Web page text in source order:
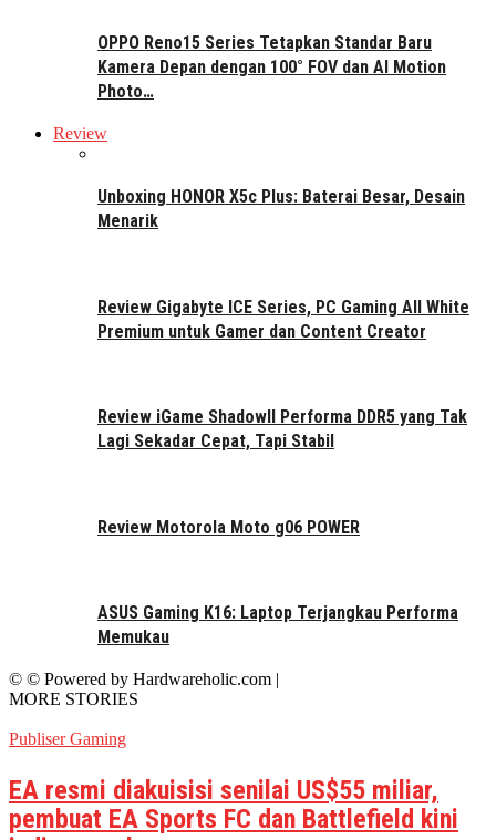
OPPO Reno15 Series Tetapkan Standar Baru
Kamera Depan dengan 100° FOV dan AI Motion
Photo…
Review
Unboxing HONOR X5c Plus: Baterai Besar, Desain
Menarik
Review Gigabyte ICE Series, PC Gaming All White
Premium untuk Gamer dan Content Creator
Review iGame ShadowII Performa DDR5 yang Tak
Lagi Sekadar Cepat, Tapi Stabil
Review Motorola Moto g06 POWER
ASUS Gaming K16: Laptop Terjangkau Performa
Memukau
© © Powered by Hardwareholic.com |
MORE STORIES
Publiser Gaming
EA resmi diakuisisi senilai US$55 miliar,
pembuat EA Sports FC dan Battlefield kini